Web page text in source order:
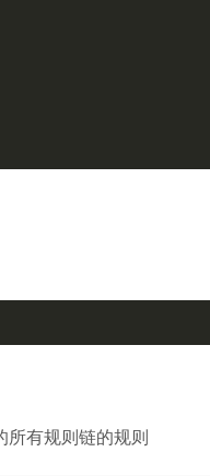
所有规则链的规则